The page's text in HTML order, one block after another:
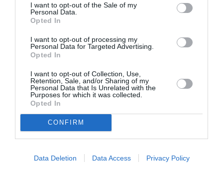
I want to opt-out of the Sale of my
Personal Data.
Opted In
I want to opt-out of processing my
Personal Data for Targeted Advertising.
Opted In
I want to opt-out of Collection, Use,
Retention, Sale, and/or Sharing of my
Personal Data that Is Unrelated with the
Purposes for which it was collected.
Opted In
CONFIRM
Data Deletion Data Access Privacy Policy